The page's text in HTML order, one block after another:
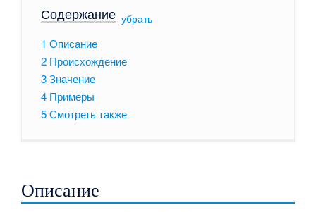
Содержание[ убрать]
1 Описание
2 Происхождение
3Значение
4 Примеры
5Смотреть также
Описание